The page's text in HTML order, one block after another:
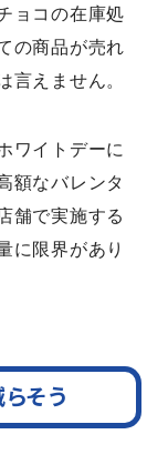
ョコの在庫処
の商品が売れ
言えません。
ワイトデーに
額なバレンタ
舗で実施する
に限界があり
そう